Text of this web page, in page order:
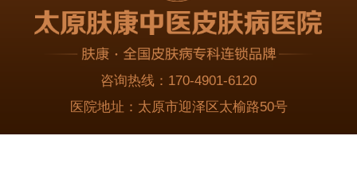
咨询热线： 170-4901-6120
医院地址： 太原市迎泽区太榆路50号